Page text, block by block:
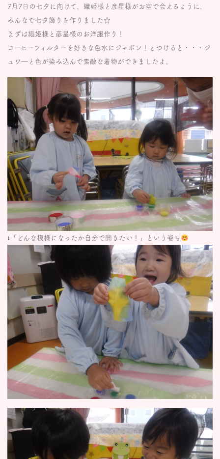
7月7日の七夕に向けて、織姫様と彦星様がお空で会えるように、
みんなで七夕飾りを作りました☆
まずは織姫様と彦星様のお洋服作り！
コーヒーフィルターを好きな色水にジャボン！とつけると・・・ジ
ュワ―と色が染み込んで素敵な着物ができましたよ。
↓「どんな模様になったか自分で開きたい！」という姿も